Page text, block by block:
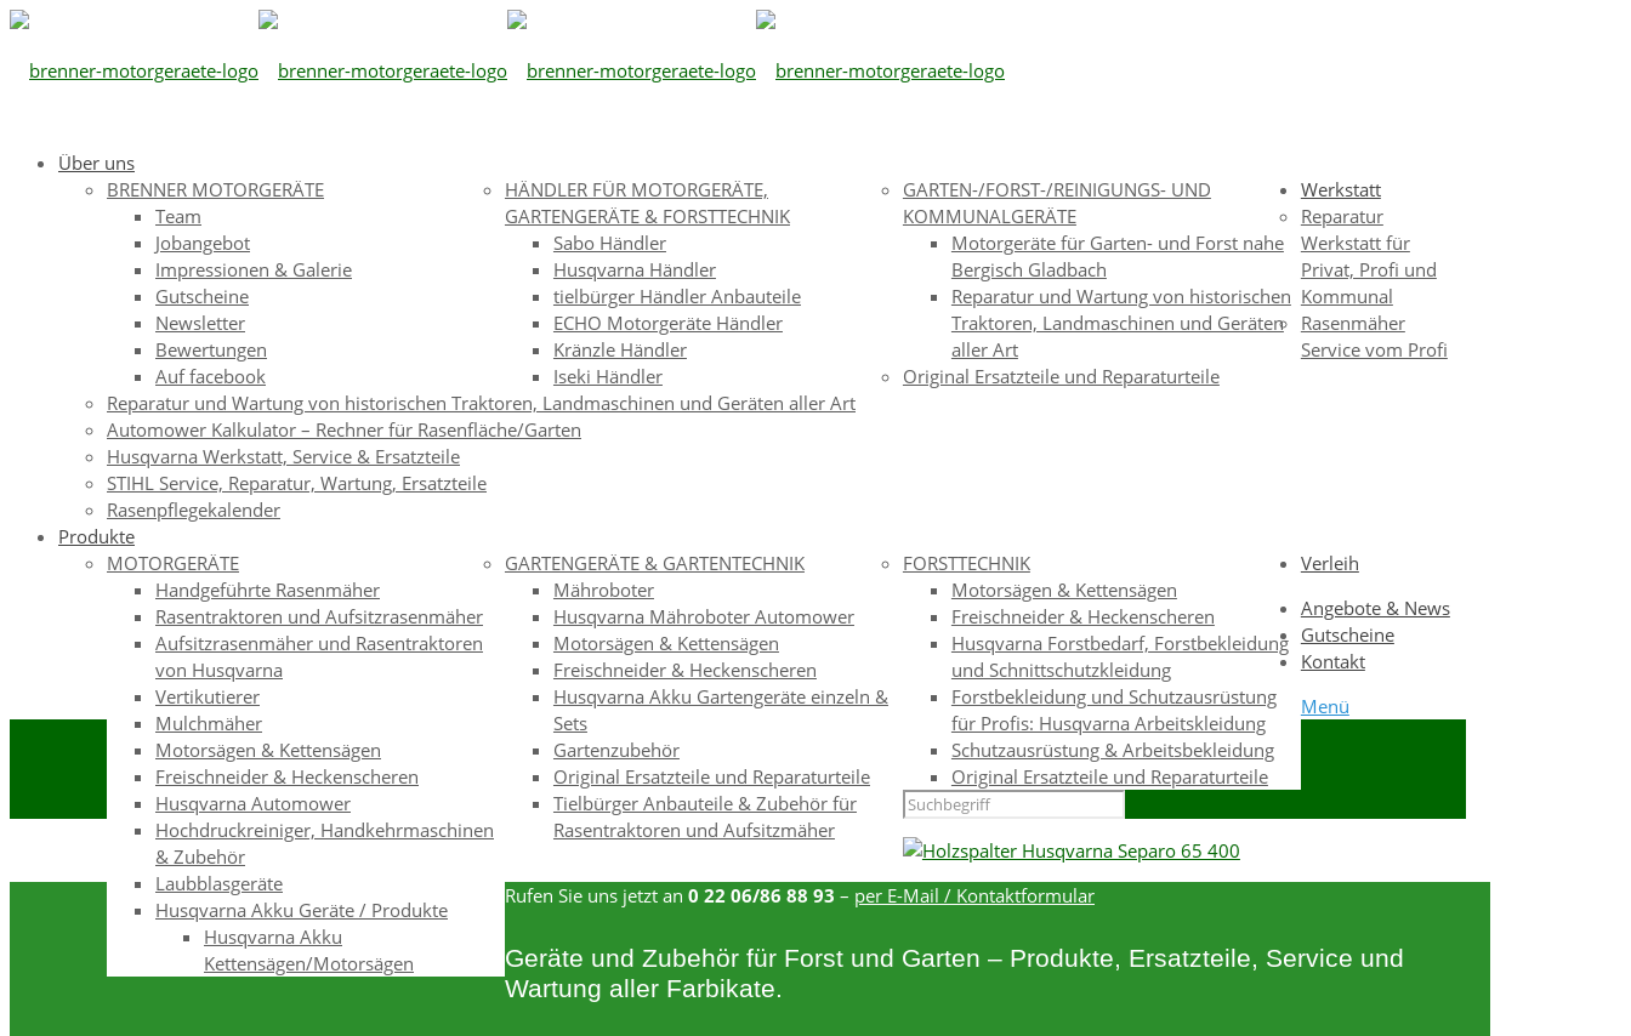
Über uns
BRENNER MOTORGERÄTE
Team
Jobangebot
Impressionen & Galerie
Gutscheine
Newsletter
Bewertungen
Auf facebook
HÄNDLER FÜR MOTORGERÄTE,
GARTENGERÄTE & FORSTTECHNIK
Sabo Händler
Husqvarna Händler
tielbürger Händler Anbauteile
ECHO Motorgeräte Händler
Kränzle Händler
Iseki Händler
GARTEN-/FORST-/REINIGUNGS- UND
KOMMUNALGERÄTE
Motorgeräte für Garten- und Forst nahe
Bergisch Gladbach
Reparatur und Wartung von historischen
Traktoren, Landmaschinen und Geräten
aller Art
Werkstatt
Reparatur
Werkstatt für
Privat, Profi und
Kommunal
Rasenmäher
Service vom Profi
Original Ersatzteile und Reparaturteile
Reparatur und Wartung von historischen Traktoren, Landmaschinen und Geräten aller Art
Automower Kalkulator – Rechner für Rasenfläche/Garten
Husqvarna Werkstatt, Service & Ersatzteile
STIHL Service, Reparatur, Wartung, Ersatzteile
Rasenpflegekalender
Produkte
MOTORGERÄTE
Handgeführte Rasenmäher
Rasentraktoren und Aufsitzrasenmäher
Aufsitzrasenmäher und Rasentraktoren
von Husqvarna
Vertikutierer
Mulchmäher
Motorsägen & Kettensägen
Freischneider & Heckenscheren
Husqvarna Automower
Hochdruckreiniger, Handkehrmaschinen
& Zubehör
Laubblasgeräte
Husqvarna Akku Geräte / Produkte
Husqvarna Akku
Kettensägen/Motorsägen
GARTENGERÄTE & GARTENTECHNIK
Mähroboter
Husqvarna Mähroboter Automower
Motorsägen & Kettensägen
Freischneider & Heckenscheren
Husqvarna Akku Gartengeräte einzeln &
Sets
Gartenzubehör
Original Ersatzteile und Reparaturteile
Tielbürger Anbauteile & Zubehör für
Rasentraktoren und Aufsitzmäher
FORSTTECHNIK
Motorsägen & Kettensägen
Freischneider & Heckenscheren
Husqvarna Forstbedarf, Forstbekleidung
und Schnittschutzkleidung
Forstbekleidung und Schutzausrüstung
für Profis: Husqvarna Arbeitskleidung
Schutzausrüstung & Arbeitsbekleidung
Original Ersatzteile und Reparaturteile
Verleih
Angebote & News
Gutscheine
Kontakt
Menü
Rufen Sie uns jetzt an 0 22 06/86 88 93 – per E-Mail / Kontaktformular
Geräte und Zubehör für Forst und Garten – Produkte, Ersatzteile, Service und
Wartung aller Farbikate.